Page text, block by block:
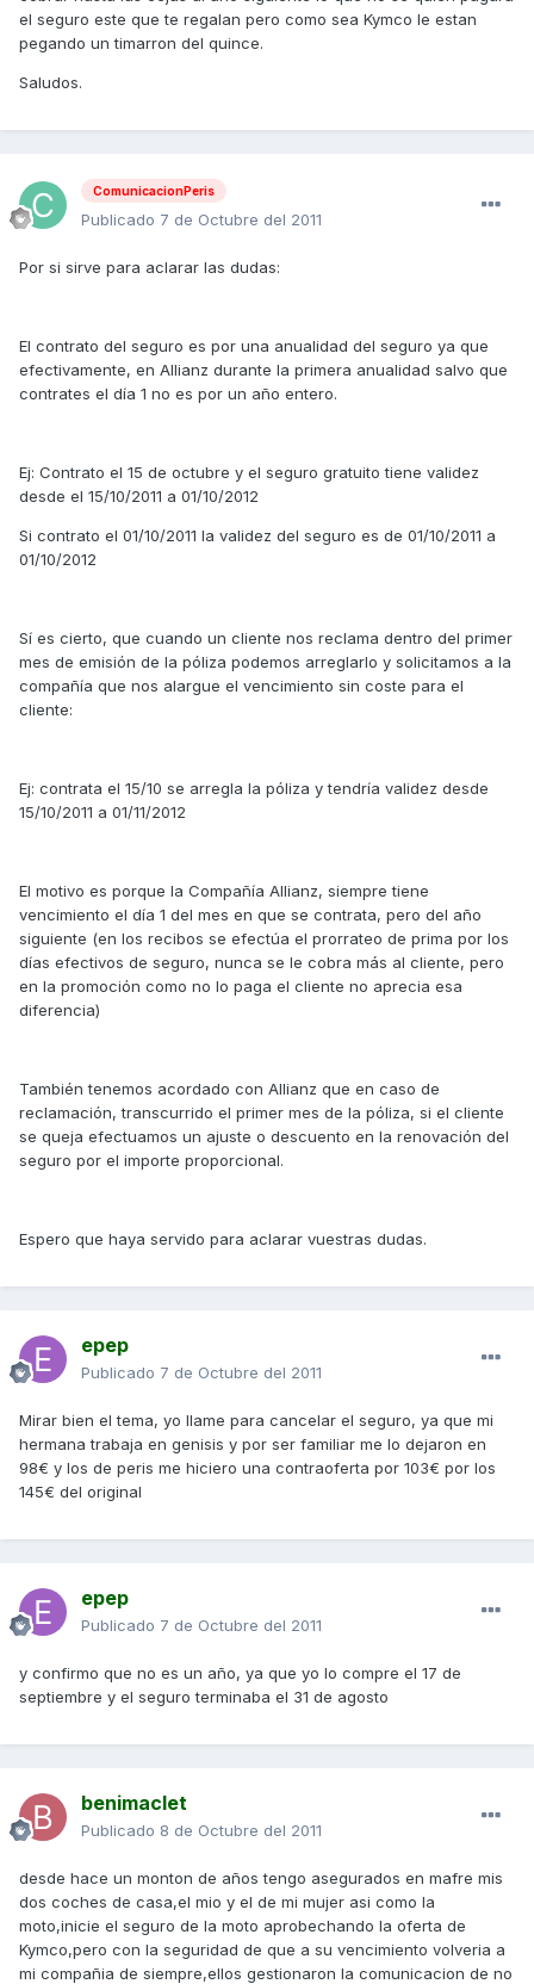
el seguro este que te regalan pero como sea Kymco le estan
pegando un timarron del quince.
Saludos.
ComunicacionPeris
Publicado 7 de Octubre del 2011
Por si sirve para aclarar las dudas:
El contrato del seguro es por una anualidad del seguro ya que
efectivamente, en Allianz durante la primera anualidad salvo que
contrates el día 1 no es por un año entero.
Ej: Contrato el 15 de octubre y el seguro gratuito tiene validez
desde el 15/10/2011 a 01/10/2012
Si contrato el 01/10/2011 la validez del seguro es de 01/10/2011 a
01/10/2012
Sí es cierto, que cuando un cliente nos reclama dentro del primer
mes de emisión de la póliza podemos arreglarlo y solicitamos a la
compañía que nos alargue el vencimiento sin coste para el
cliente:
Ej: contrata el 15/10 se arregla la póliza y tendría validez desde
15/10/2011 a 01/11/2012
El motivo es porque la Compañía Allianz, siempre tiene
vencimiento el día 1 del mes en que se contrata, pero del año
siguiente (en los recibos se efectúa el prorrateo de prima por los
días efectivos de seguro, nunca se le cobra más al cliente, pero
en la promoción como no lo paga el cliente no aprecia esa
diferencia)
También tenemos acordado con Allianz que en caso de
reclamación, transcurrido el primer mes de la póliza, si el cliente
se queja efectuamos un ajuste o descuento en la renovación del
seguro por el importe proporcional.
Espero que haya servido para aclarar vuestras dudas.
epep
Publicado 7 de Octubre del 2011
Mirar bien el tema, yo llame para cancelar el seguro, ya que mi
hermana trabaja en genisis y por ser familiar me lo dejaron en
98€ y los de peris me hiciero una contraoferta por 103€ por los
145€ del original
epep
Publicado 7 de Octubre del 2011
y confirmo que no es un año, ya que yo lo compre el 17 de
septiembre y el seguro terminaba el 31 de agosto
benimaclet
Publicado 8 de Octubre del 2011
desde hace un monton de años tengo asegurados en mafre mis
dos coches de casa,el mio y el de mi mujer asi como la
moto,inicie el seguro de la moto aprobechando la oferta de
Kymco,pero con la seguridad de que a su vencimiento volveria a
mi compañia de siempre,ellos gestionaron la comunicacion de no